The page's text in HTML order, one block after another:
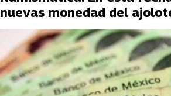
nuevas monedad del